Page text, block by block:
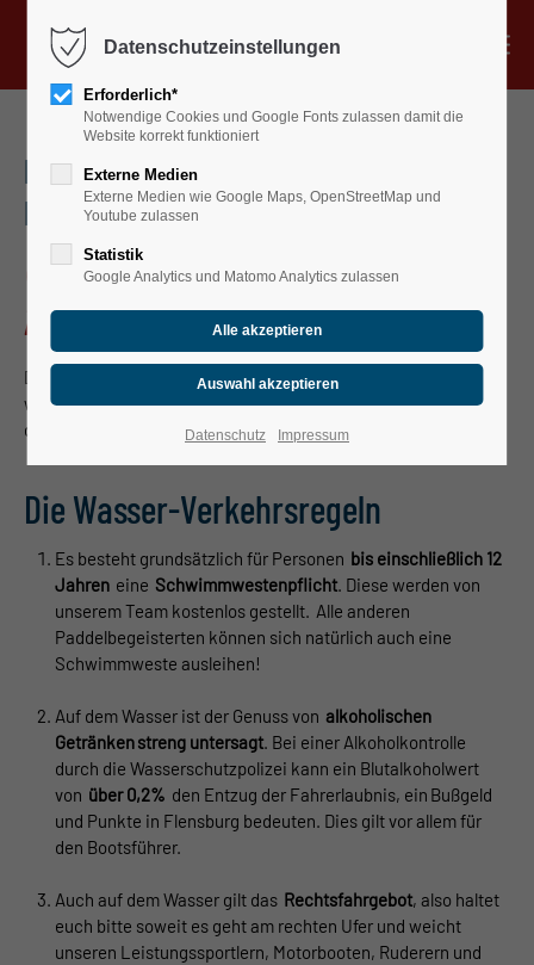
Paddeln in Leipzig:
Regelnund Tipps
Was muss man beim Kanu
fahren beachten?
Deine Sicherheit hat für uns höchste Priorität. Daher möchten
wir dirpaar wichtige Infos und Tipps an die Hand geben, die für
das Befahren von Fließgewässern in Leipzig gelten
Die Wasser-Verkehrsregeln
Es besteht grundsätzlich für Personen bis einschließlich 12
Jahren eine Schwimmwestenpflicht. Diese werden von
unserem Team kostenlos gestellt. Alle anderen
Paddelbegeisterten können sich natürlich auch eine
Schwimmweste ausleihen!
Auf dem Wasser ist der Genuss von alkoholischen
Getränkenstreng untersagt. Bei einer Alkoholkontrolle
durch die Wasserschutzpolizei kann ein Blutalkoholwert
von über 0,2% den Entzug der Fahrerlaubnis, ein Bußgeld
und Punkte in Flensburg bedeuten. Dies gilt vor allem für
den Bootsführer.
Auch auf dem Wasser gilt das Rechtsfahrgebot, also haltet
euch bitte soweit es geht am rechten Ufer und weicht
unseren Leistungssportlern, Motorbooten, Ruderern und
Datenschutzeinstellungen
Erforderlich*
Notwendige Cookies und Google Fonts zulassen damit die
Website korrekt funktioniert
Externe Medien
Externe Medien wie Google Maps, OpenStreetMap und
Youtube zulassen
Statistik
Google Analytics und Matomo Analytics zulassen
Datenschutz Impressum
Verleih
Sunset & Touren
Gastronomie
Gruppen & Events
Über uns